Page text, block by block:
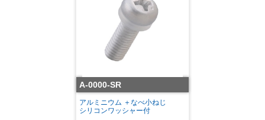
A-0000-SR
アルミニウム ＋なべ小ねじ
シリコンワッシャー付